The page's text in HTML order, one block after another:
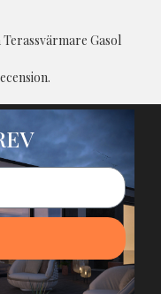
Gasol